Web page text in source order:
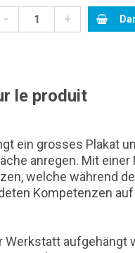
- +
le produit
ein grosses Plakat
anregen. Mit
welche während
Kompetenzen
Werkstatt